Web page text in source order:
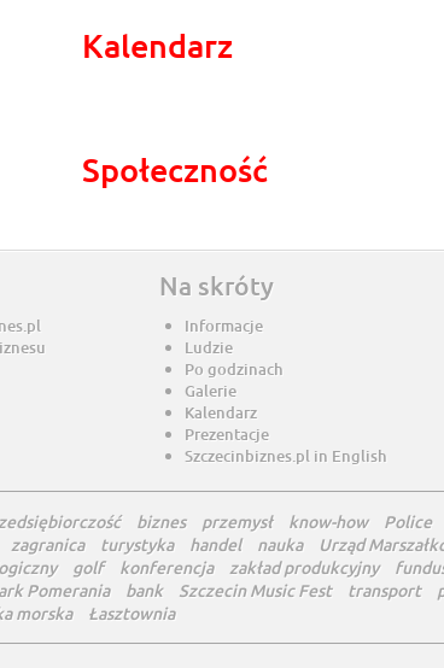
Kalendarz
Społeczność
Na skróty
Informacje
Ludzie
Po godzinach
Galerie
Kalendarz
Prezentacje
Szczecinbiznes.pl in English
biznes przemysł know-how Police
zagranica turystyka handel nauka
Urząd
golf konferencja zakład produkcyjny
Pomerania bank Szczecin Music Fest transport
morska Łasztownia